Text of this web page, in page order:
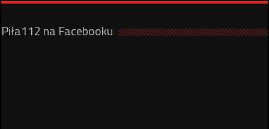
Piła112 na Facebooku